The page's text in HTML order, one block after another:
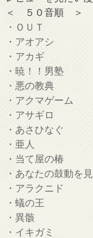
＜ ５０音順 ＞
・ＯＵＴ
・アオアシ
・アカギ
・暁！！男塾
・悪の教典
・アクマゲーム
・アサギロ
・あさひなぐ
・亜人
・当て屋の椿
・あなたの鼓動を
・アラクニド
・蟻の王
・異骸
・イキガミ